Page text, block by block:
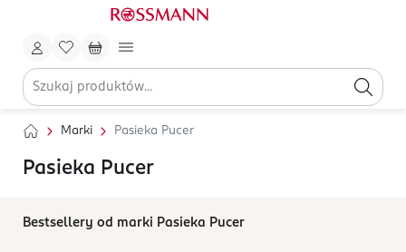
Marki Pasieka Pucer
Pasieka Pucer
Bestsellery od marki Pasieka Pucer